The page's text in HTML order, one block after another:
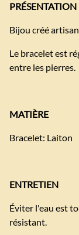
PRÉSENTATION
Bijou créé
Le bracelet est
entre les pierres.
MATIÈRE
Bracelet: Laiton
ENTRETIEN
Éviter l'eau est
résistant.